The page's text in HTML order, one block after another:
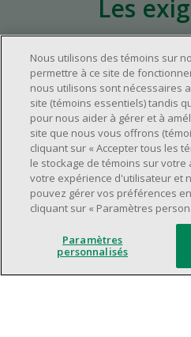
Les
Environ un (1) an
dans l'industrie du
Environ un (1) an
supervision.
Avoir une grande
travail le jour, le soir,
Être capable
temps et de gérer ses
Excellentes
communication et de
interpersonnelles.
Avoir du leadership et
Nous utilisons des témoins sur
permettre à ce site de
nous utilisons sont nécessaires
site (témoins essentiels) tandis
pour nous aider à gérer et à
site que nous vous offrons
cliquant sur « Accepter tous les
le stockage de témoins sur
votre expérience d'utilisateur et
pouvez gérer vos préférences
cliquant sur « Paramètres
Paramètres
personnalisés